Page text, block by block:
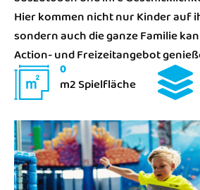
Hier kommen nicht nur Kinder auf
sondern auch die ganze Familie
Action- und Freizeitangebot
m2 Spielfläche
0